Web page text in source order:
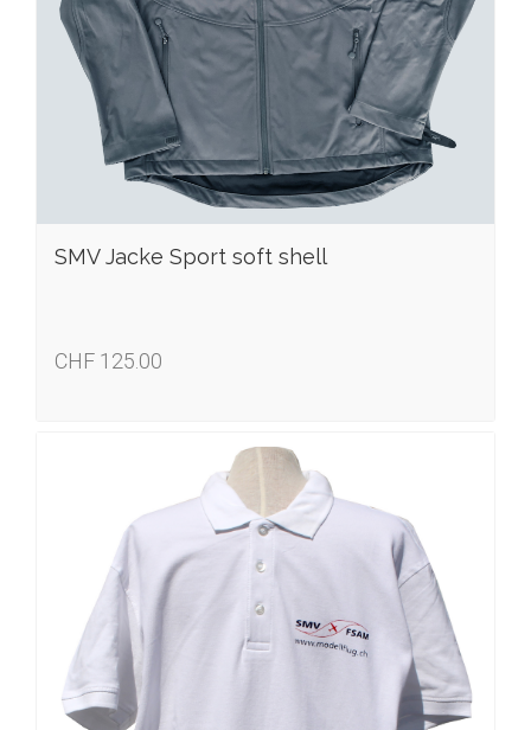
SMV Jacke Sport soft shell
CHF 125.00